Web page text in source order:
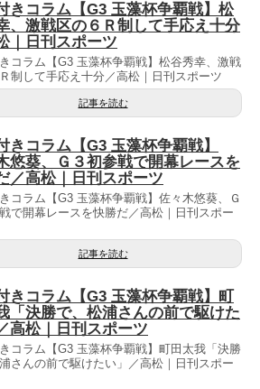
きコラム【G3 玉藻杯争覇戦】松
、激戦区の６Ｒ制して手応え十分
｜日刊スポーツ
コラム【G3 玉藻杯争覇戦】松谷秀幸、激戦
制して手応え十分／高松｜日刊スポーツ
記事を読む
きコラム【G3 玉藻杯争覇戦】
悠葵、Ｇ３初参戦で開幕レースを
／高松｜日刊スポーツ
コラム【G3 玉藻杯争覇戦】佐々木悠葵、Ｇ
で開幕レースを快勝だ／高松｜日刊スポー
記事を読む
きコラム【G3 玉藻杯争覇戦】町
「決勝で、松浦さんの前で駆けた
高松｜日刊スポーツ
コラム【G3 玉藻杯争覇戦】町田太我「決勝
さんの前で駆けたい」／高松｜日刊スポー